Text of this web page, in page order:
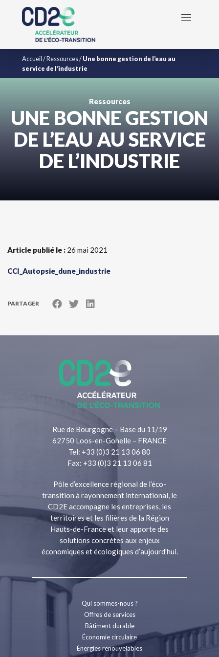
Accueil/Ressources/Une bonne gestion de l’eau au
service de l’industrie
Ressources
UNE BONNE GESTION
DE L’EAU AU SERVICE
DE L’INDUSTRIE
Article publié le : 26 mai 2021
CCI_Autopsie_dune_industrie
PARTAGER
Rue de Bourgogne – Base du 11/19
62750 Loos-en-Gohelle – FRANCE
Tel: +33 (0)3 21 13 06 80
Fax: +33 (0)3 21 13 06 81
Pôle d’excellence régional de l’éco-
transition à rayonnement international, le
CD2E accompagne les entreprises, les
territoires et les filières de la Région
Hauts-de-France et leur apporte des
solutions concrètes aux enjeux
économiques et écologiques d’aujourd’hui.
Qui sommes-nous ?
Offres de services
Bâtiment durable
Économie circulaire
Énergies renouvelables